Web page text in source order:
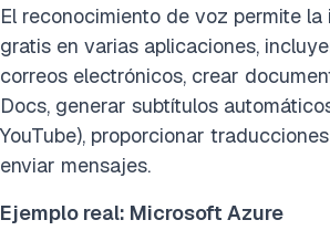
El reconocimiento de voz permite
gratis en varias aplicaciones,
correos electrónicos, crear
Docs, generar subtítulos
YouTube), proporcionar
enviar mensajes.
Ejemplo real: Microsoft Azure